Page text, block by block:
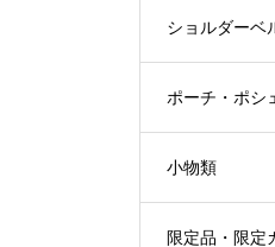
ショルダーベ
ポーチ・ポシ
小物類
限定品・限定